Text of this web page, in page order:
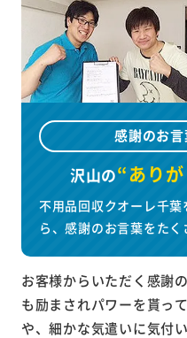
感謝のお
沢山の“あり
不用品回収クオーレ千
ら、感謝のお言葉をた
お客様からいただく感謝
も励まされパワーを貰っ
や、細かな気遣いに気付